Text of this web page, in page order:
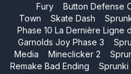
Fury
Button Defense
Town
Skate Dash
Phase 10 La Dernière Ligne
Garnolds Joy Phase 3
Media
Mineclicker 2
Remake Bad Ending
Sprunki